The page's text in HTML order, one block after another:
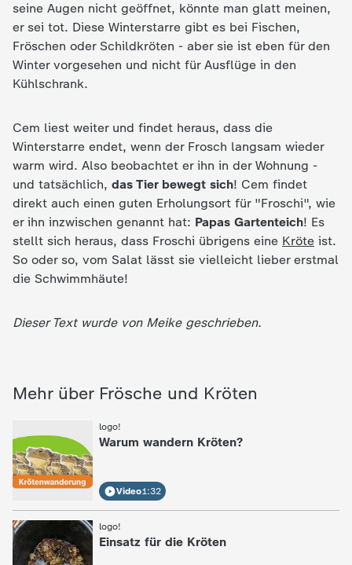
h
n
d
seine Augen nicht geöffnet, könnte man glatt meinen,
er sei tot. Diese Winterstarre gibt es bei Fischen,
Fröschen oder Schildkröten - aber sie ist eben für den
Winter vorgesehen und nicht für Ausflüge in den
Kühlschrank.
Cem liest weiter und findet heraus, dass die
Winterstarre endet, wenn der Frosch langsam wieder
warm wird. Also beobachtet er ihn in der Wohnung -
und tatsächlich, das Tier bewegt sich! Cem findet
direkt auch einen guten Erholungsort für "Froschi", wie
er ihn inzwischen genannt hat: Papas Gartenteich! Es
stellt sich heraus, dass Froschi übrigens eine Kröte ist.
So oder so, vom Salat lässt sie vielleicht lieber erstmal
die Schwimmhäute!
Dieser Text wurde von Meike geschrieben.
Mehr über Frösche und Kröten
logo!
: Warum wandern Kröten?
Video1:32
logo!
: Einsatz für die Kröten